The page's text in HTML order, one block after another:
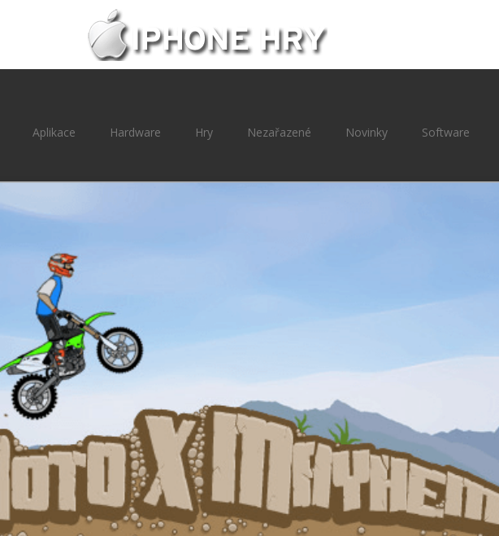
Aplikace Hardware Hry Nezařazené Novinky Software